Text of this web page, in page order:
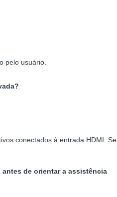
pelo usuário.
conectados à entrada HDMI. Se
de orientar a assistência